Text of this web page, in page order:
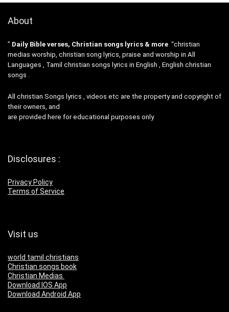
About
” Daily Bible verses, Christian songs lyrics & more “christian
medias worship, christian song lyrics, praise and worship in All
Languages , Tamil christian songs lyrics in English , English christian
songs .
All christian Songs lyrics , videos etc are the property and copyright of
their owners, and
are provided here for educational purposes only.
Disclosures :
Privacy Policy
Terms of Service
Visit us
world tamil christians
Christian songs book
Christian Medias
Download IOS App
Download Android App